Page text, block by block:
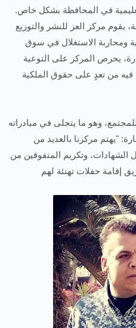
في المحافظة بشكل خاص.
يقوم مركز العز للنشر والتوزيع
ومحاربة الاستغلال في سوق
يحرص المركز على التوعية
فيه من تعدٍ على حقوق الملكية
وهو ما يتجلى في مبادراته
"يهتم مركزنا بالعديد من
الشهادات، وتكريم المتفوقين من
إقامة حفلات تهنئة لهم